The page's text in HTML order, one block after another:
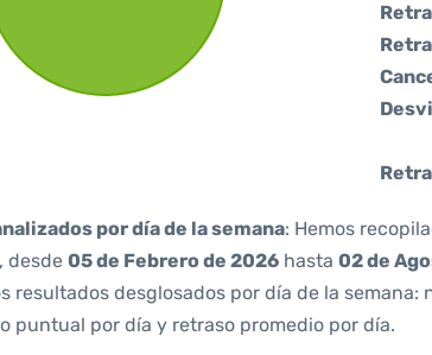
por día de la semana: Hemos
desde 05 de Febrero de 2026 hasta 02 de
resultados desglosados por día de la semana:
puntual por día y retraso promedio por día.